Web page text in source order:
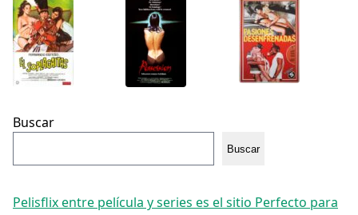
Buscar
Buscar
Pelisflix entre película y series es el sitio Perfecto para